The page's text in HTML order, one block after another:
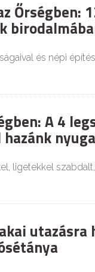
Őrségben:
és népi
A 4
ligetekkel
utazásra